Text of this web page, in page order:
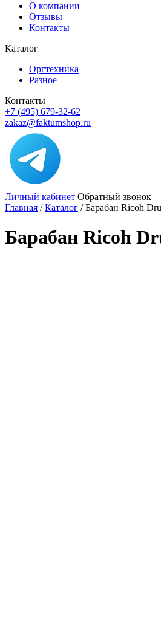
О компании
Отзывы
Контакты
Каталог
Оргтехника
Разное
Контакты
+7 (495) 679-32-62
zakaz@faktumshop.ru
Личный кабинет Обратный звонок
Главная /Каталог /Барабан Ricoh
Барабан Ricoh